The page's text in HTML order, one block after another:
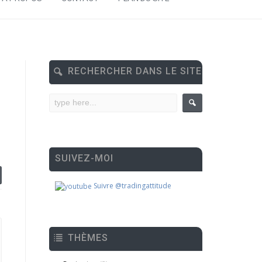
RECHERCHER DANS LE SITE
SUIVEZ-MOI
Suivre @tradingattitude
THÈMES